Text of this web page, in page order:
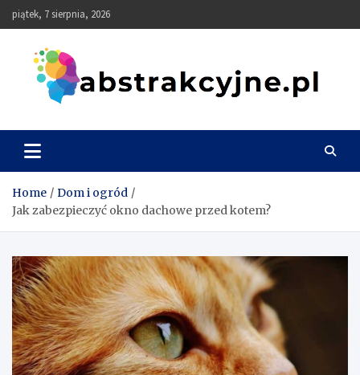
Skip
to
piątek, 7 sierpnia, 2026
Abstrakcyjne
Home
Dom i ogród
Jak zabezpieczyć okno dachowe przed kotem?